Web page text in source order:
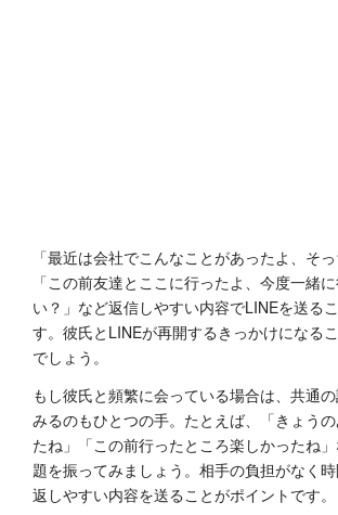
「最近は会社でこんなことがあったよ、そっ
「この前友達とここに行ったよ、今度一緒
い？」など返信しやすい内容でLINEを送る
す。彼氏とLINEが再開するきっかけになる
でしょう。
もし彼氏と頻繁に会っている場合は、共通
みるのもひとつの手。たとえば、「きょう
たね」「この前行ったところ楽しかったね
題を振ってみましょう。相手の負担がなく
返しやすい内容を送ることがポイントです。